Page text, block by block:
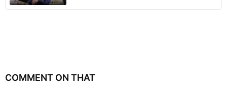
COMMENT ON THAT